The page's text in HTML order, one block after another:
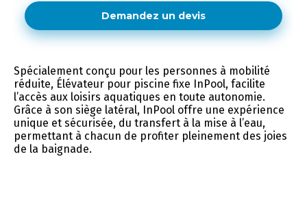
Spécialement conçu pour les personnes à mobilité
réduite, Élévateur pour piscine fixe InPool, facilite
l’accès aux loisirs aquatiques en toute autonomie.
Grâce à son siège latéral, InPool offre une expérience
unique et sécurisée, du transfert à la mise à l’eau,
permettant à chacun de profiter pleinement des joies
de la baignade.
Demandez un devis